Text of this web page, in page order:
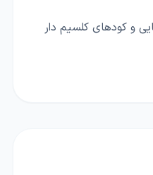
و کودهای کلسیم دار